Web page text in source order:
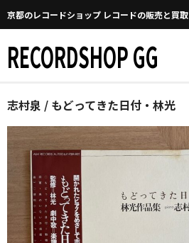
京都のレコードショップ レコードの販売と買取
RECORDSHOP GG
Home
マイページ
GGについて
買取について
取り置きなどについて
志村泉 / もどってきた日付・林光